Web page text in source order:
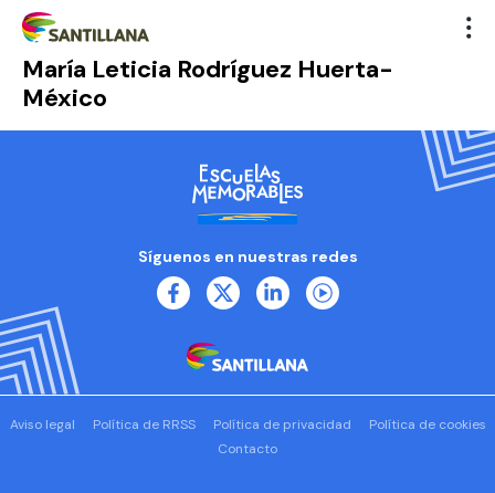
María Leticia Rodríguez Huerta-
México
Síguenos en nuestras redes
Aviso legal Política de RRSS Política de privacidad
Política de cookies
Contacto